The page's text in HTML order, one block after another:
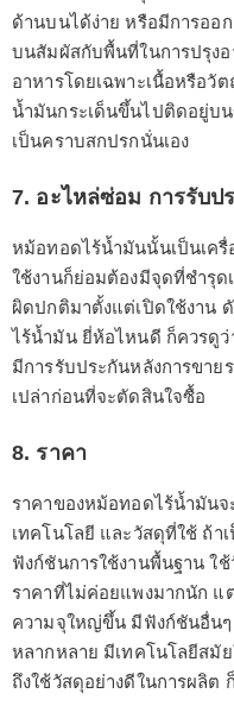
ด้านบนได้ง่าย หรือมีการออ
บนสัมผัสกับพื้นที่ในการปรุงอ
อาหารโดยเฉพาะเนื้อหรือวั
น้ำมันกระเด็นขึ้นไปติดอยู่บ
เป็นคราบสกปรกนั่นเอง
7. อะไหล่ซ่อม การรับป
หม้อทอดไร้น้ำมันนั้นเป็นเค
ใช้งานก็ย่อมต้องมีจุดที่ชำรุด
ผิดปกติมาตั้งแต่เปิดใช้งาน
ไร้น้ำมัน ยี่ห้อไหนดี ก็ควรดู
มีการรับประกันหลังการขาย
เปล่าก่อนที่จะตัดสินใจซื้อ
8. ราคา
ราคาของหม้อทอดไร้น้ำมัน
เทคโนโลยี และวัสดุที่ใช้ ถ้
ฟังก์ชันการใช้งานพื้นฐาน ใ
ราคาที่ไม่ค่อยแพงมากนัก
ความจุใหญ่ขึ้น มีฟังก์ชันอื่นๆ
หลากหลาย มีเทคโนโลยีสมั
ถึงใช้วัสดุอย่างดีในการผลิต